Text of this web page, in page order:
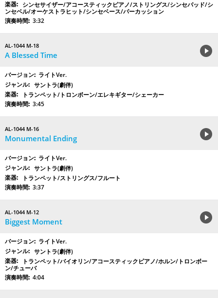
シンセサイザー/アコースティックピアノ/ストリングス/シンセパッド/シ
ンセベル/オーケストラヒット/シンセベース/パーカッション
3:32
AL-1044 M-18
A Blessed Time
ライトVer.
サントラ(劇伴)
トランペット/トロンボーン/エレキギター/シェーカー
3:45
AL-1044 M-16
Monumental Ending
ライトVer.
サントラ(劇伴)
トランペット/ストリングス/フルート
3:37
AL-1044 M-12
Biggest Moment
ライトVer.
サントラ(劇伴)
トランペット/バイオリン/アコースティックピアノ/ホルン/トロンボー
ン/チューバ
4:04